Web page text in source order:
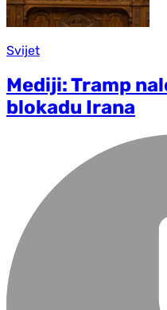
Svijet
Mediji: Tramp
blokadu Irana